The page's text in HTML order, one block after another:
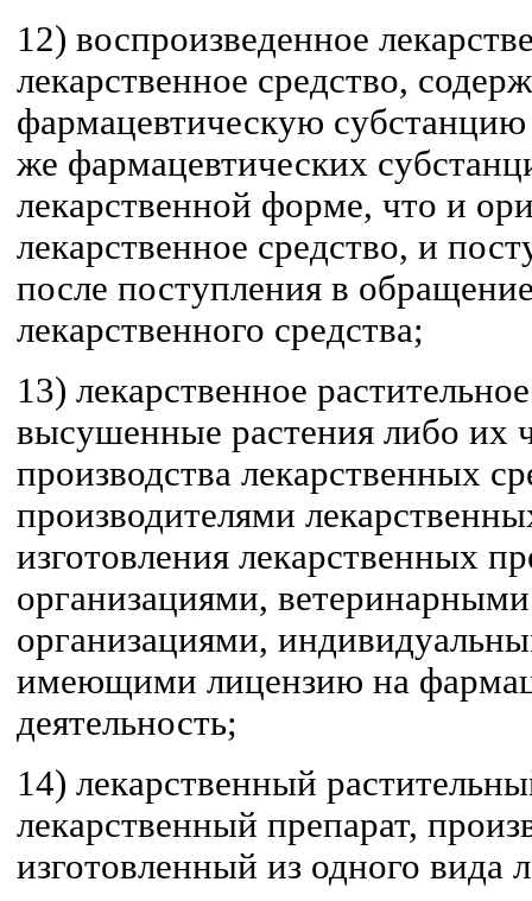
12) воспроизведенное
лекарственное средство,
фармацевтическую
же фармацевтических
лекарственной форме, что и
лекарственное средство, и
после поступления в
лекарственного средства;
13) лекарственное
высушенные растения либо их
производства лекарственных
производителями
изготовления лекарственных
организациями,
организациями,
имеющими лицензию на
деятельность;
14) лекарственный
лекарственный препарат,
изготовленный из одного вида